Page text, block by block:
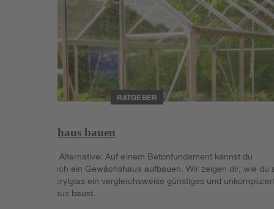
RATGEBER
Gewächshaus bauen
Die leckere Alternative: Auf einem Betonfundament kannst du
natürlich auch ein Gewächshaus aufbauen. Wir zeigen dir, wie du
Holz und Acrylglas ein vergleichsweise günstiges und
Gewächshaus baust.